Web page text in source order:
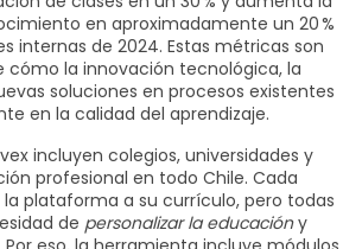
en aproximadamente un 20 %
internas de 2024. Estas métricas son
cómo la innovación tecnológica, la
soluciones en procesos existentes
en la calidad del aprendizaje.
incluyen colegios, universidades y
profesional en todo Chile. Cada
plataforma a su currículo, pero todas
de personalizar la educacióny